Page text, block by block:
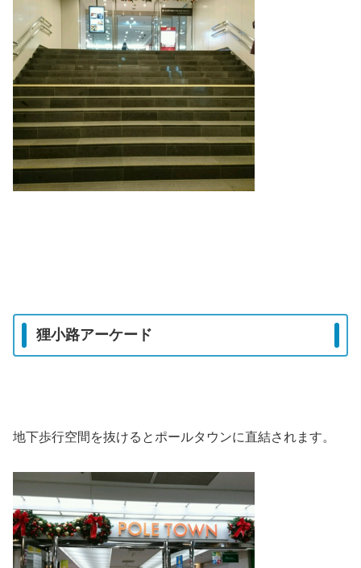
狸小路アーケード
地下歩行空間を抜けるとポールタウンに直結されます。